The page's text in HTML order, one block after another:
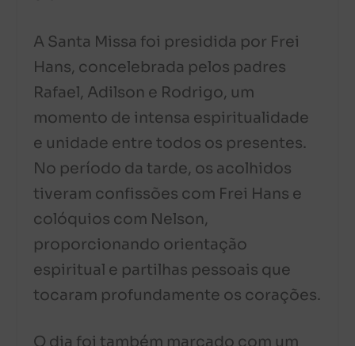
A Santa Missa foi presidida por Frei
Hans, concelebrada pelos padres
Rafael, Adilson e Rodrigo, um
momento de intensa espiritualidade
e unidade entre todos os presentes.
No período da tarde, os acolhidos
tiveram confissões com Frei Hans e
colóquios com Nelson,
proporcionando orientação
espiritual e partilhas pessoais que
tocaram profundamente os corações.
O dia foi também marcado com um